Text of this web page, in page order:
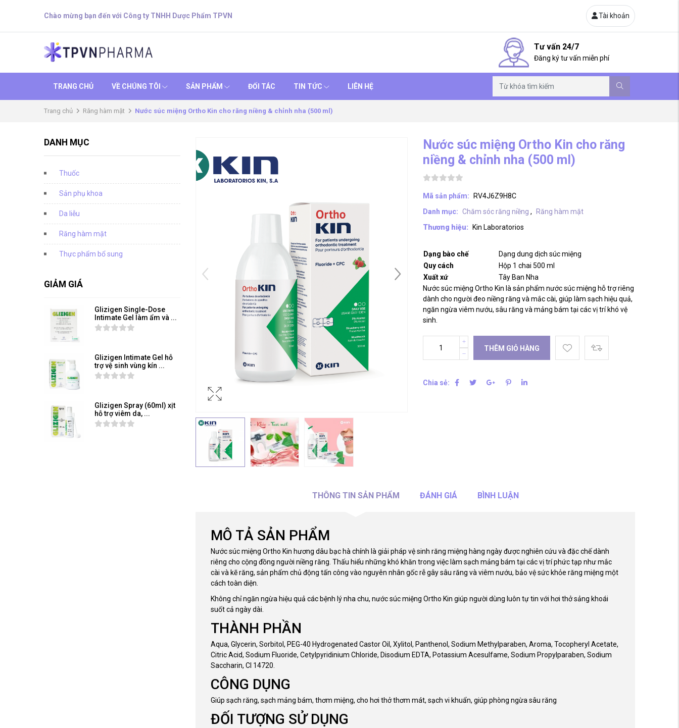
Chào mừng bạn đến với Công ty TNHH Dược Phẩm TPVN Tài khoản
Tư vấn 24/7
Đăng ký tư vấn miễn phí
TRANG CHỦ VỀ CHÚNG TÔI SẢN PHẨM ĐỐI TÁC TIN TỨC LIÊN HỆ
Trang chủ Răng hàm mặt Nước súc miệng Ortho Kin cho răng niềng & chỉnh nha (500 ml)
DANH MỤC
Thuốc
Sản phụ khoa
Da liễu
Răng hàm mặt
Thực phẩm bổ sung
GIẢM GIÁ
Glizigen Single-Dose
Intimate Gel làm ẩm và ...
Glizigen Intimate Gel hỗ
trợ vệ sinh vùng kín ...
Glizigen Spray (60ml) xịt
hỗ trợ viêm da, ...
Nước súc miệng Ortho Kin cho răng
niềng & chỉnh nha (500 ml)
Mã sản phẩm:
RV4J6Z9H8C
Danh mục: Chăm sóc răng niềng ,
Răng hàm mặt
Thương hiệu:
Kin Laboratorios
Dạng bào chế
Dạng dung dịch súc miệng
Quy cách
Hộp 1 chai 500 ml
Xuất xứ
Tây Ban Nha
Nước súc miệng Ortho Kin là sản phẩm nước súc miệng hỗ trợ riêng
dành cho người đeo niềng răng và mắc cài, giúp làm sạch hiệu quả,
ngăn ngừa viêm nướu, sâu răng và mảng bám tại các vị trí khó vệ
sinh.
THÊM GIỎ HÀNG
Chia sẻ:
THÔNG TIN SẢN PHẨM ĐÁNH GIÁ BÌNH LUẬN
MÔ TẢ SẢN PHẨM
Nước súc miệng Ortho Kin hương dâu bạc hà chính là giải pháp vệ sinh răng miệng hàng ngày được nghiên cứu và đặc chế dành
riêng cho cộng đồng người niềng răng. Thấu hiểu những khó khăn trong việc làm sạch mảng bám tại các vị trí phức tạp như mắc
cài và kẽ răng, sản phẩm chủ động tấn công vào nguyên nhân gốc rễ gây sâu răng và viêm nướu, bảo vệ sức khỏe răng miệng một
cách toàn diện.
Không chỉ ngăn ngừa hiệu quả các bệnh lý nha chu, nước súc miệng Ortho Kin giúp người dùng luôn tự tin với hơi thở sảng khoái
suốt cả ngày dài.
THÀNH PHẦN
Aqua, Glycerin, Sorbitol, PEG-40 Hydrogenated Castor Oil, Xylitol, Panthenol, Sodium Methylparaben, Aroma, Tocopheryl Acetate,
Citric Acid, Sodium Fluoride, Cetylpyridinium Chloride, Disodium EDTA, Potassium Acesulfame, Sodium Propylparaben, Sodium
Saccharin, CI 14720.
CÔNG DỤNG
Giúp sạch răng, sạch mảng bám, thơm miệng, cho hơi thở thơm mát, sạch vi khuẩn, giúp phòng ngừa sâu răng
ĐỐI TƯỢNG SỬ DỤNG